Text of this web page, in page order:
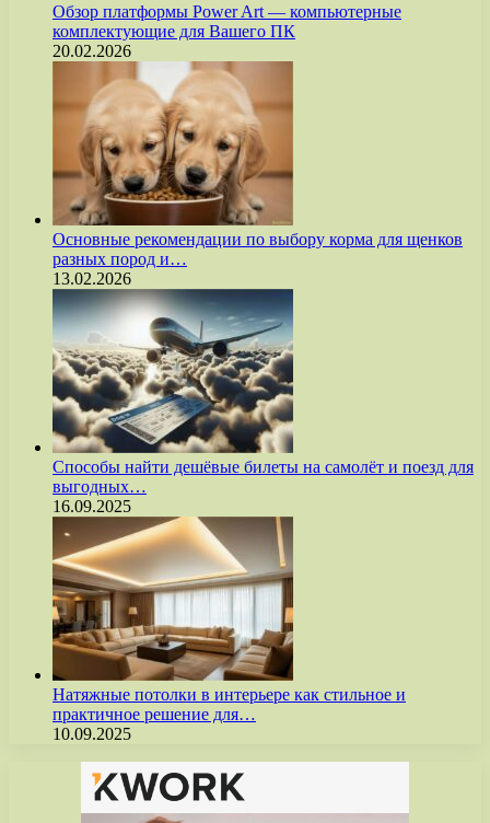
Обзор платформы Power Art — компьютерные
комплектующие для Вашего ПК
20.02.2026
Основные рекомендации по выбору корма для щенков
разных пород и…
13.02.2026
Способы найти дешёвые билеты на самолёт и поезд для
выгодных…
16.09.2025
Натяжные потолки в интерьере как стильное и
практичное решение для…
10.09.2025